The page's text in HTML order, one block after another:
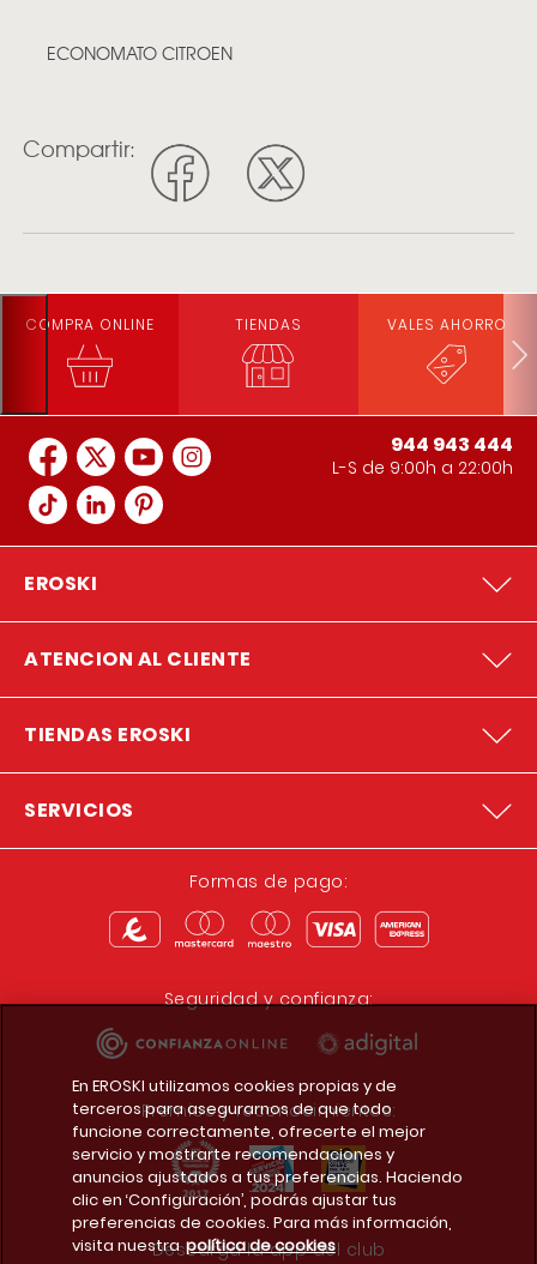
ECONOMATO CITROEN
Compartir:
COMPRA ONLINE TIENDAS VALES AHORRO
944 943 444
L-S de 9:00h a 22:00h
EROSKI
ATENCION AL CLIENTE
TIENDAS EROSKI
SERVICIOS
Formas de pago:
Seguridad y confianza:
Premios y reconocimientos:
Descarga la app del club
En EROSKI utilizamos cookies propias y de
terceros para asegurarnos de que todo
funcione correctamente, ofrecerte el mejor
servicio y mostrarte recomendaciones y
anuncios ajustados a tus preferencias. Haciendo
clic en ‘Configuración’, podrás ajustar tus
preferencias de cookies. Para más información,
visita nuestra política de cookies